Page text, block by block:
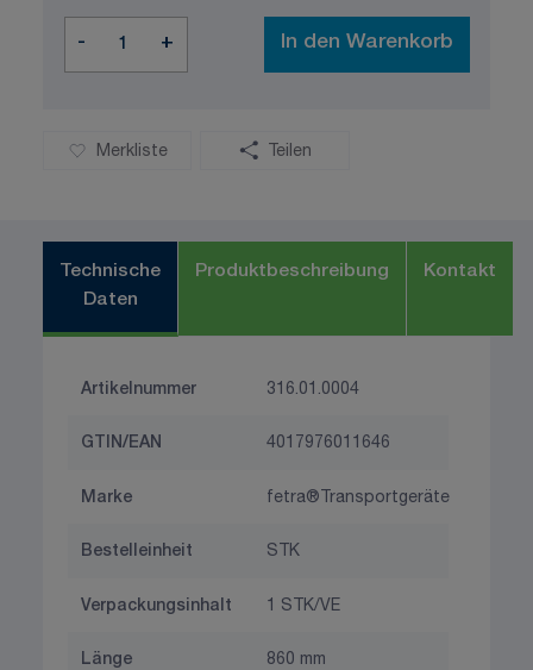
- + In den Warenkorb
Merkliste Teilen
Technische
Daten
Produktbeschreibung Kontakt
Artikelnummer 316.01.0004
GTIN/EAN 4017976011646
Marke fetra®Transportgeräte
Bestelleinheit STK
Verpackungsinhalt 1 STK/VE
Länge 860 mm